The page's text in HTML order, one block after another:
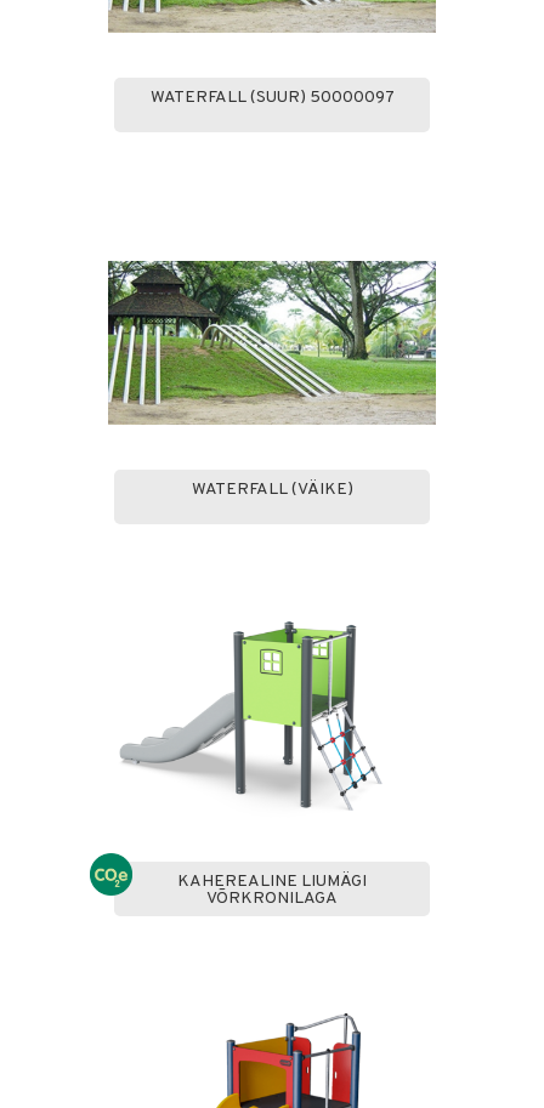
WATERFALL (SUUR) 50000097
WATERFALL (VÄIKE)
KAHEREALINE LIUMÄGI
VÕRKRONILAGA